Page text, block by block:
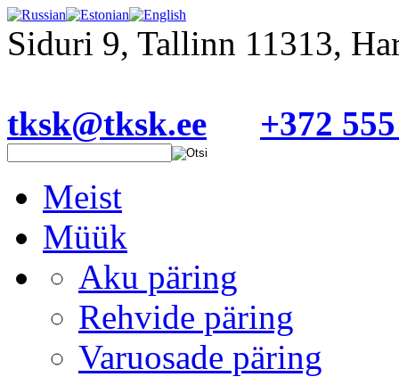
Siduri 9, Tallinn 11313,
tksk@tksk.ee
+372
Meist
Müük
Aku päring
Rehvide päring
Varuosade päring